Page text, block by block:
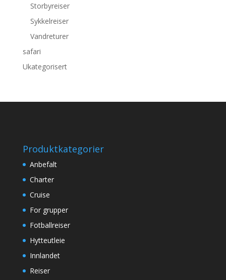
Storbyreiser
Sykkelreiser
Vandreturer
safari
Ukategorisert
Produktkategorier
Anbefalt
Charter
Cruise
For grupper
Fotballreiser
Hytteutleie
Innlandet
Reiser